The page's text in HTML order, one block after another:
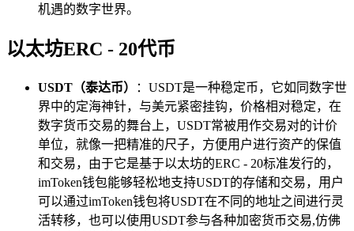
机遇的数字世界。
以太坊ERC - 20代币
USDT（泰达币）
：USDT是一种稳定币，它如同数字世
界中的定海神针，与美元紧密挂钩，价格相对稳定，在
数字货币交易的舞台上，USDT常被用作交易对的计价
单位，就像一把精准的尺子，方便用户进行资产的保值
和交易，由于它是基于以太坊的ERC - 20标准发行的，
imToken钱包能够轻松地支持USDT的存储和交易，用户
可以通过imToken钱包将USDT在不同的地址之间进行灵
活转移，也可以使用USDT参与各种加密货币交易,仿佛